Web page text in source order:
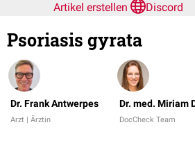
Artikel erstellen
Discord
Psoriasis gyrata
Dr. Frank Antwerpes
Arzt | Ärztin
Dr. med. Miriam
DocCheck Team